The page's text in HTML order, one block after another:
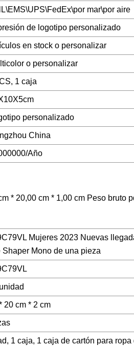
mar\por aire
de logotipo personalizado
en stock o personalizar
o personalizar
1 caja
personalizado
China
Año
* 20,00 cm * 1,00 cm Peso bruto
Mujeres 2023 Nuevas
Shaper Mono de una pieza
20 cm * 2 cm
1 caja, 1 caja de cartón para